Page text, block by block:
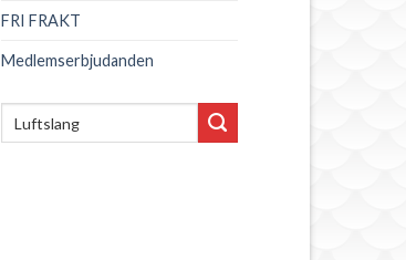
FRI FRAKT
Medlemserbjudanden
efter: